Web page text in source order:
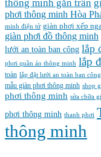
phơi thông minh Hòa
minh điện tử giàn phơi xếp
giàn phơi đồ thông minh
lưới an toàn ban công lắp
phơi quần áo thông minh lắp
toàn lắp đặt lưới an toàn ban công
mẫu giàn phơi thông minh shop
phơi thông minh sửa chữa
phơi thông minh thanh phơi
‌thông‌ ‌minh